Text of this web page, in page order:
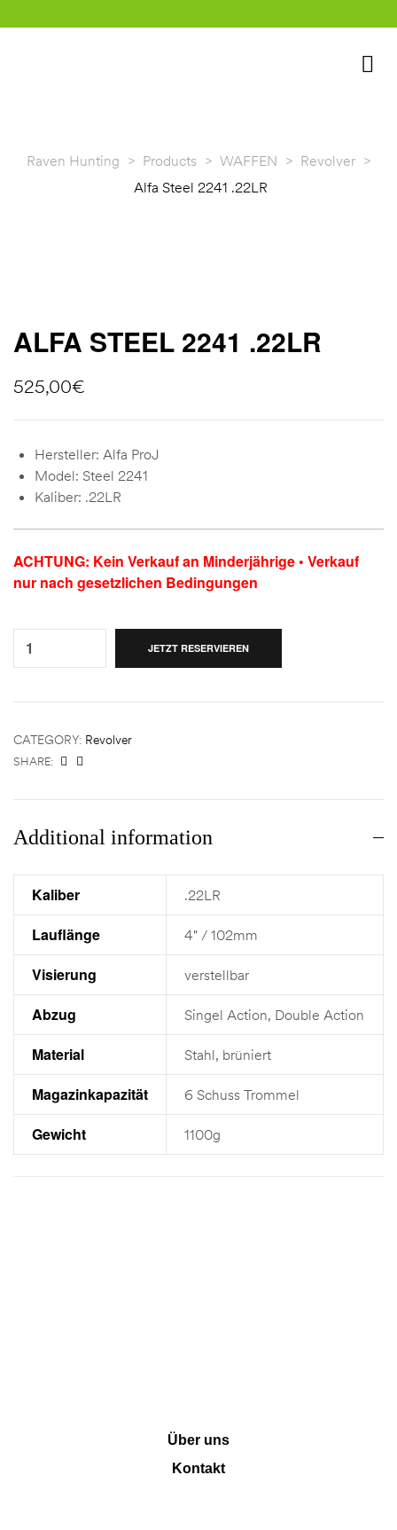
Raven Hunting > Products > WAFFEN > Revolver >
Alfa Steel 2241 .22LR
ALFA STEEL 2241 .22LR
525,00€
Hersteller: Alfa ProJ
Model: Steel 2241
Kaliber: .22LR
ACHTUNG: Kein Verkauf an Minderjährige • Verkauf
nur nach gesetzlichen Bedingungen
JETZT RESERVIEREN
CATEGORY: Revolver
SHARE:
Additional information
Kaliber .22LR
Lauflänge 4" / 102mm
Visierung verstellbar
Abzug Singel Action, Double Action
Material Stahl, brüniert
Magazinkapazität 6 Schuss Trommel
Gewicht 1100g
Über uns
Kontakt